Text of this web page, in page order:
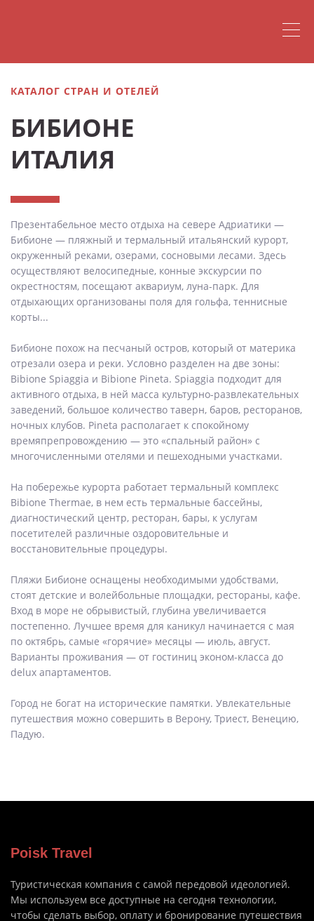
КАТАЛОГ СТРАН И ОТЕЛЕЙ
БИБИОНЕ
ИТАЛИЯ
Презентабельное место отдыха на севере Адриатики —
Бибионе — пляжный и термальный итальянский курорт,
окруженный реками, озерами, сосновыми лесами. Здесь
осуществляют велосипедные, конные экскурсии по
окрестностям, посещают аквариум, луна-парк. Для
отдыхающих организованы поля для гольфа, теннисные
корты...
Бибионе похож на песчаный остров, который от материка
отрезали озера и реки. Условно разделен на две зоны:
Bibione Spiaggia и Bibione Pineta. Spiaggia подходит для
активного отдыха, в ней масса культурно-развлекательных
заведений, большое количество таверн, баров, ресторанов,
ночных клубов. Pineta располагает к спокойному
времяпрепровождению — это «спальный район» с
многочисленными отелями и пешеходными участками.
На побережье курорта работает термальный комплекс
Bibione Thermae, в нем есть термальные бассейны,
диагностический центр, ресторан, бары, к услугам
посетителей различные оздоровительные и
восстановительные процедуры.
Пляжи Бибионе оснащены необходимыми удобствами,
стоят детские и волейбольные площадки, рестораны, кафе.
Вход в море не обрывистый, глубина увеличивается
постепенно. Лучшее время для каникул начинается с мая
по октябрь, самые «горячие» месяцы — июль, август.
Варианты проживания — от гостиниц эконом-класса до
delux апартаментов.
Город не богат на исторические памятки. Увлекательные
путешествия можно совершить в Верону, Триест, Венецию,
Падую.
Poisk Travel
Туристическая компания с самой передовой идеологией.
Мы используем все доступные на сегодня технологии,
чтобы сделать выбор, оплату и бронирование путешествия